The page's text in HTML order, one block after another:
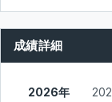
成績詳細
2026年